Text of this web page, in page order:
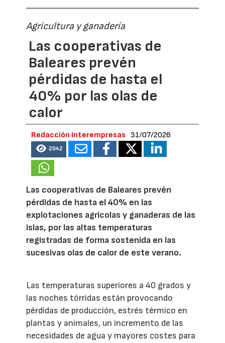
Agricultura y ganadería
Las cooperativas de
Baleares prevén
pérdidas de hasta el
40% por las olas de
calor
Redacción Interempresas 31/07/2026
2042
Las cooperativas de Baleares prevén
pérdidas de hasta el 40% en las
explotaciones agrícolas y ganaderas de las
islas, por las altas temperaturas
registradas de forma sostenida en las
sucesivas olas de calor de este verano.
Las temperaturas superiores a 40 grados y
las noches tórridas están provocando
pérdidas de producción, estrés térmico en
plantas y animales, un incremento de las
necesidades de agua y mayores costes para